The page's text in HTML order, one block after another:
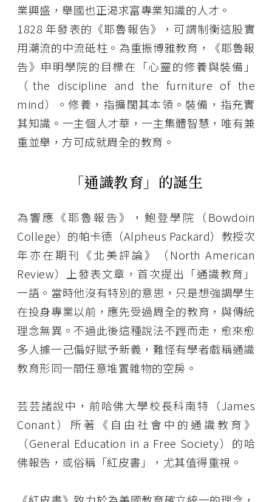
業興盛，舉國也正渴求富專業知識的人才。
1828 年發表的《耶魯報告》，可謂制衡這股實
用潮流的中流砥柱。為重振博雅教育，《耶魯報
告》申明學院的目標在「心靈的修養與裝備」
（the discipline and the furniture of the
mind）。修養，指擴闊其本領。裝備，指充實
其知識。一主個人才華，一主集體智慧，唯有兼
重並舉，方可成就周全的教育。
「通識教育」的誕生
為響應《耶魯報告》，鮑登學院（Bowdoin
College）的帕卡德（Alpheus Packard）教授次
年亦在期刊《北美評論》（North American
Review）上發表文章，首次提出「通識教育」
一語。當時他沒有特別的意思，只是想強調學生
在投身專業以前，應先受過周全的教育，與傳統
理念無異。不過此後這種說法不踁而走，愈來愈
多人據一己偏好賦予新義，難怪有學者戲稱通識
教育形同一間任意堆置雜物的空房。
芸芸諸說中，前哈佛大學校長科南特（James
Conant）所著《自由社會中的通識教育》
（General Education in a Free Society）的哈
佛報告，或俗稱「紅皮書」，尤其值得重視。